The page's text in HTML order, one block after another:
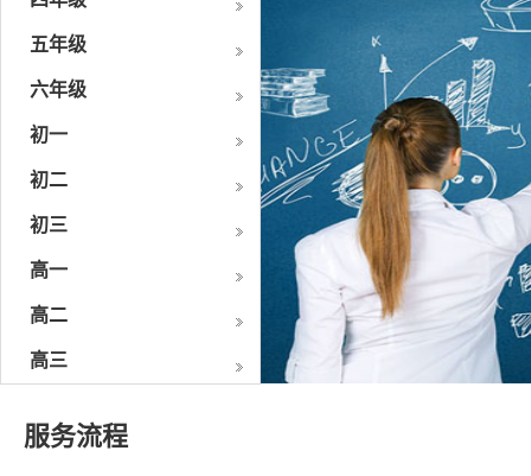
五年级
六年级
初一
初二
初三
高一
高二
高三
服务流程